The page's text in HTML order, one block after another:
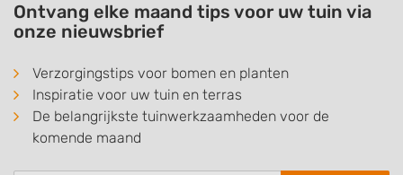
Ontvang elke maand tips voor uw tuin via
onze nieuwsbrief
Verzorgingstips voor bomen en planten
Inspiratie voor uw tuin en terras
De belangrijkste tuinwerkzaamheden voor de
komende maand